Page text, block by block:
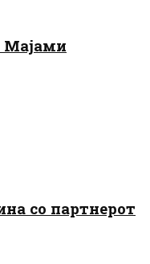
Мајами
со партнерот